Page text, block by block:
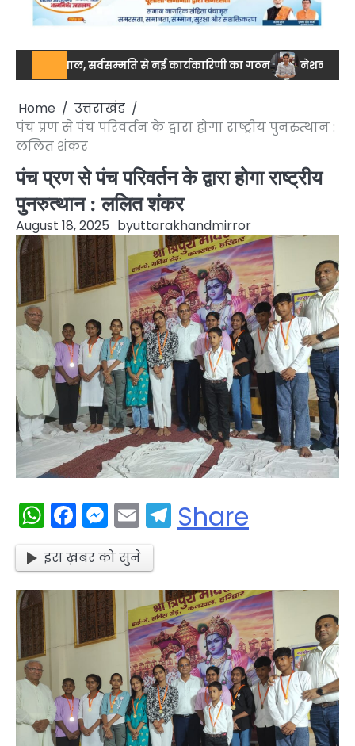
सर्वसम्मति से नई कार्यकारिणी का गठन नेशनल स्तर पर ड्रग
Home
उत्तराखंड
पंच प्रण से पंच परिवर्तन के द्वारा होगा राष्ट्रीय पुनरुत्थान :
ललित शंकर
पंच प्रण से पंच परिवर्तन के द्वारा होगा राष्ट्रीय
पुनरुत्थान : ललित शंकर
August 18, 2025 byuttarakhandmirror
WhatsApp
Facebook
Messenger
EmailTelegram
Share
इस ख़बर को सुने